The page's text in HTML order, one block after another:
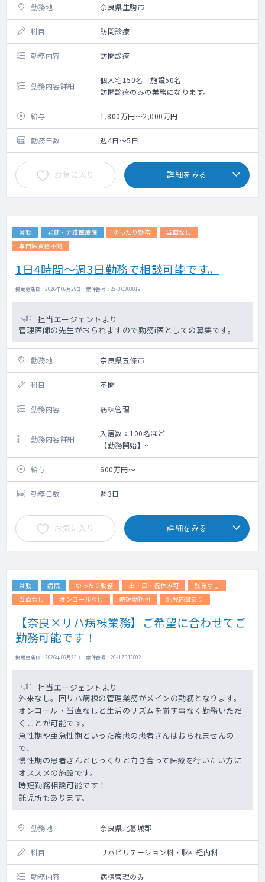
勤務地 奈良県生駒市
科目 訪問診療
勤務内容 訪問診療
勤務内容詳細
個人宅150名 施設50名
訪問診療のみの業務になります。
給与 1,800万円～2,000万円
勤務日数 週4日～5日
お気に入り 詳細をみる
常勤 老健・介護医療院 ゆったり勤務
当直なし
専門医資格不問
1日4時間～週3日勤務で相談可能です。
掲載更新日 : 2026年06月29日 案件番号 : 25-JO303819
担当エージェントより
管理医師の先生がおられますので勤務i医としての募集です。
勤務地 奈良県五條市
科目 不問
勤務内容 病棟管理
勤務内容詳細
入居数：100名ほど
【勤務開始】
開始時期：随時可能
【勤務内容】
老健入居者の健康管理がメインとなります。
回診は不要で、当日に体調の悪い方を診察頂
くのみとなります。
現医師は1時間ほどで診察をすべて終えられて
おります。
※カルテは紙カルテとなります。
入所者のコンサル業務をお願い致します。
給与 600万円～
勤務日数 週3日
お気に入り 詳細をみる
常勤 病院 ゆったり勤務 土・日・祝休み可
残業なし
当直なし
オンコールなし 時短勤務可 託児施設あり
【奈良×リハ病棟業務】ご希望に合わせてご
勤務可能です！
掲載更新日 : 2026年06月23日 案件番号 : 26-JZ313802
担当エージェントより
外来なし。回リハ病棟の管理業務がメインの勤務となります。
オンコール・当直なしと生活のリズムを崩す事なく勤務いただ
くことが可能です。
急性期や亜急性期といった疾患の患者さんはおられませんの
で、
慢性期の患者さんとじっくりと向き合って医療を行いたい方に
オススメの施設です。
時短勤務相談可能です！
託児所もあります。
勤務地 奈良県北葛城郡
科目 リハビリテーション科・脳神経内科
勤務内容 病棟管理のみ